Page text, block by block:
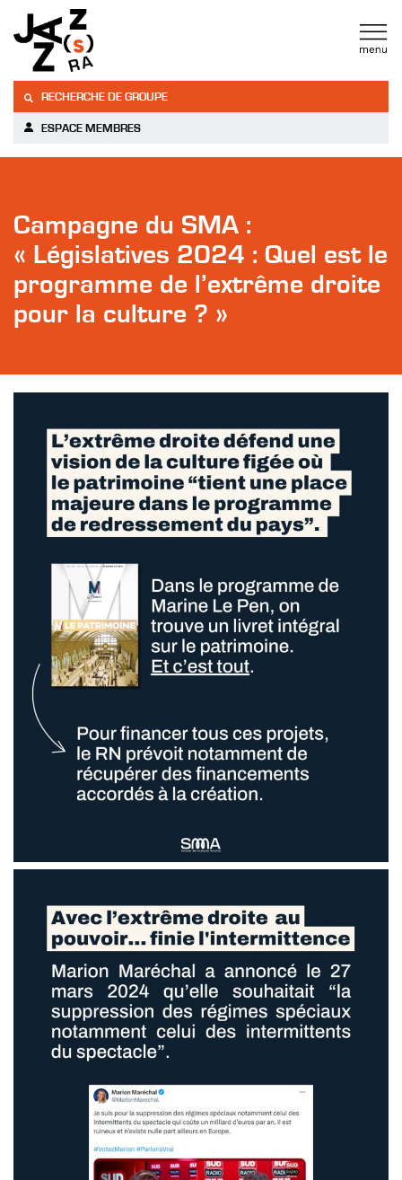
RECHERCHE DE GROUPE
ESPACE MEMBRES
Campagne du SMA :
« Législatives 2024 : Quel est le
programme de l’extrême droite
pour la culture ? »